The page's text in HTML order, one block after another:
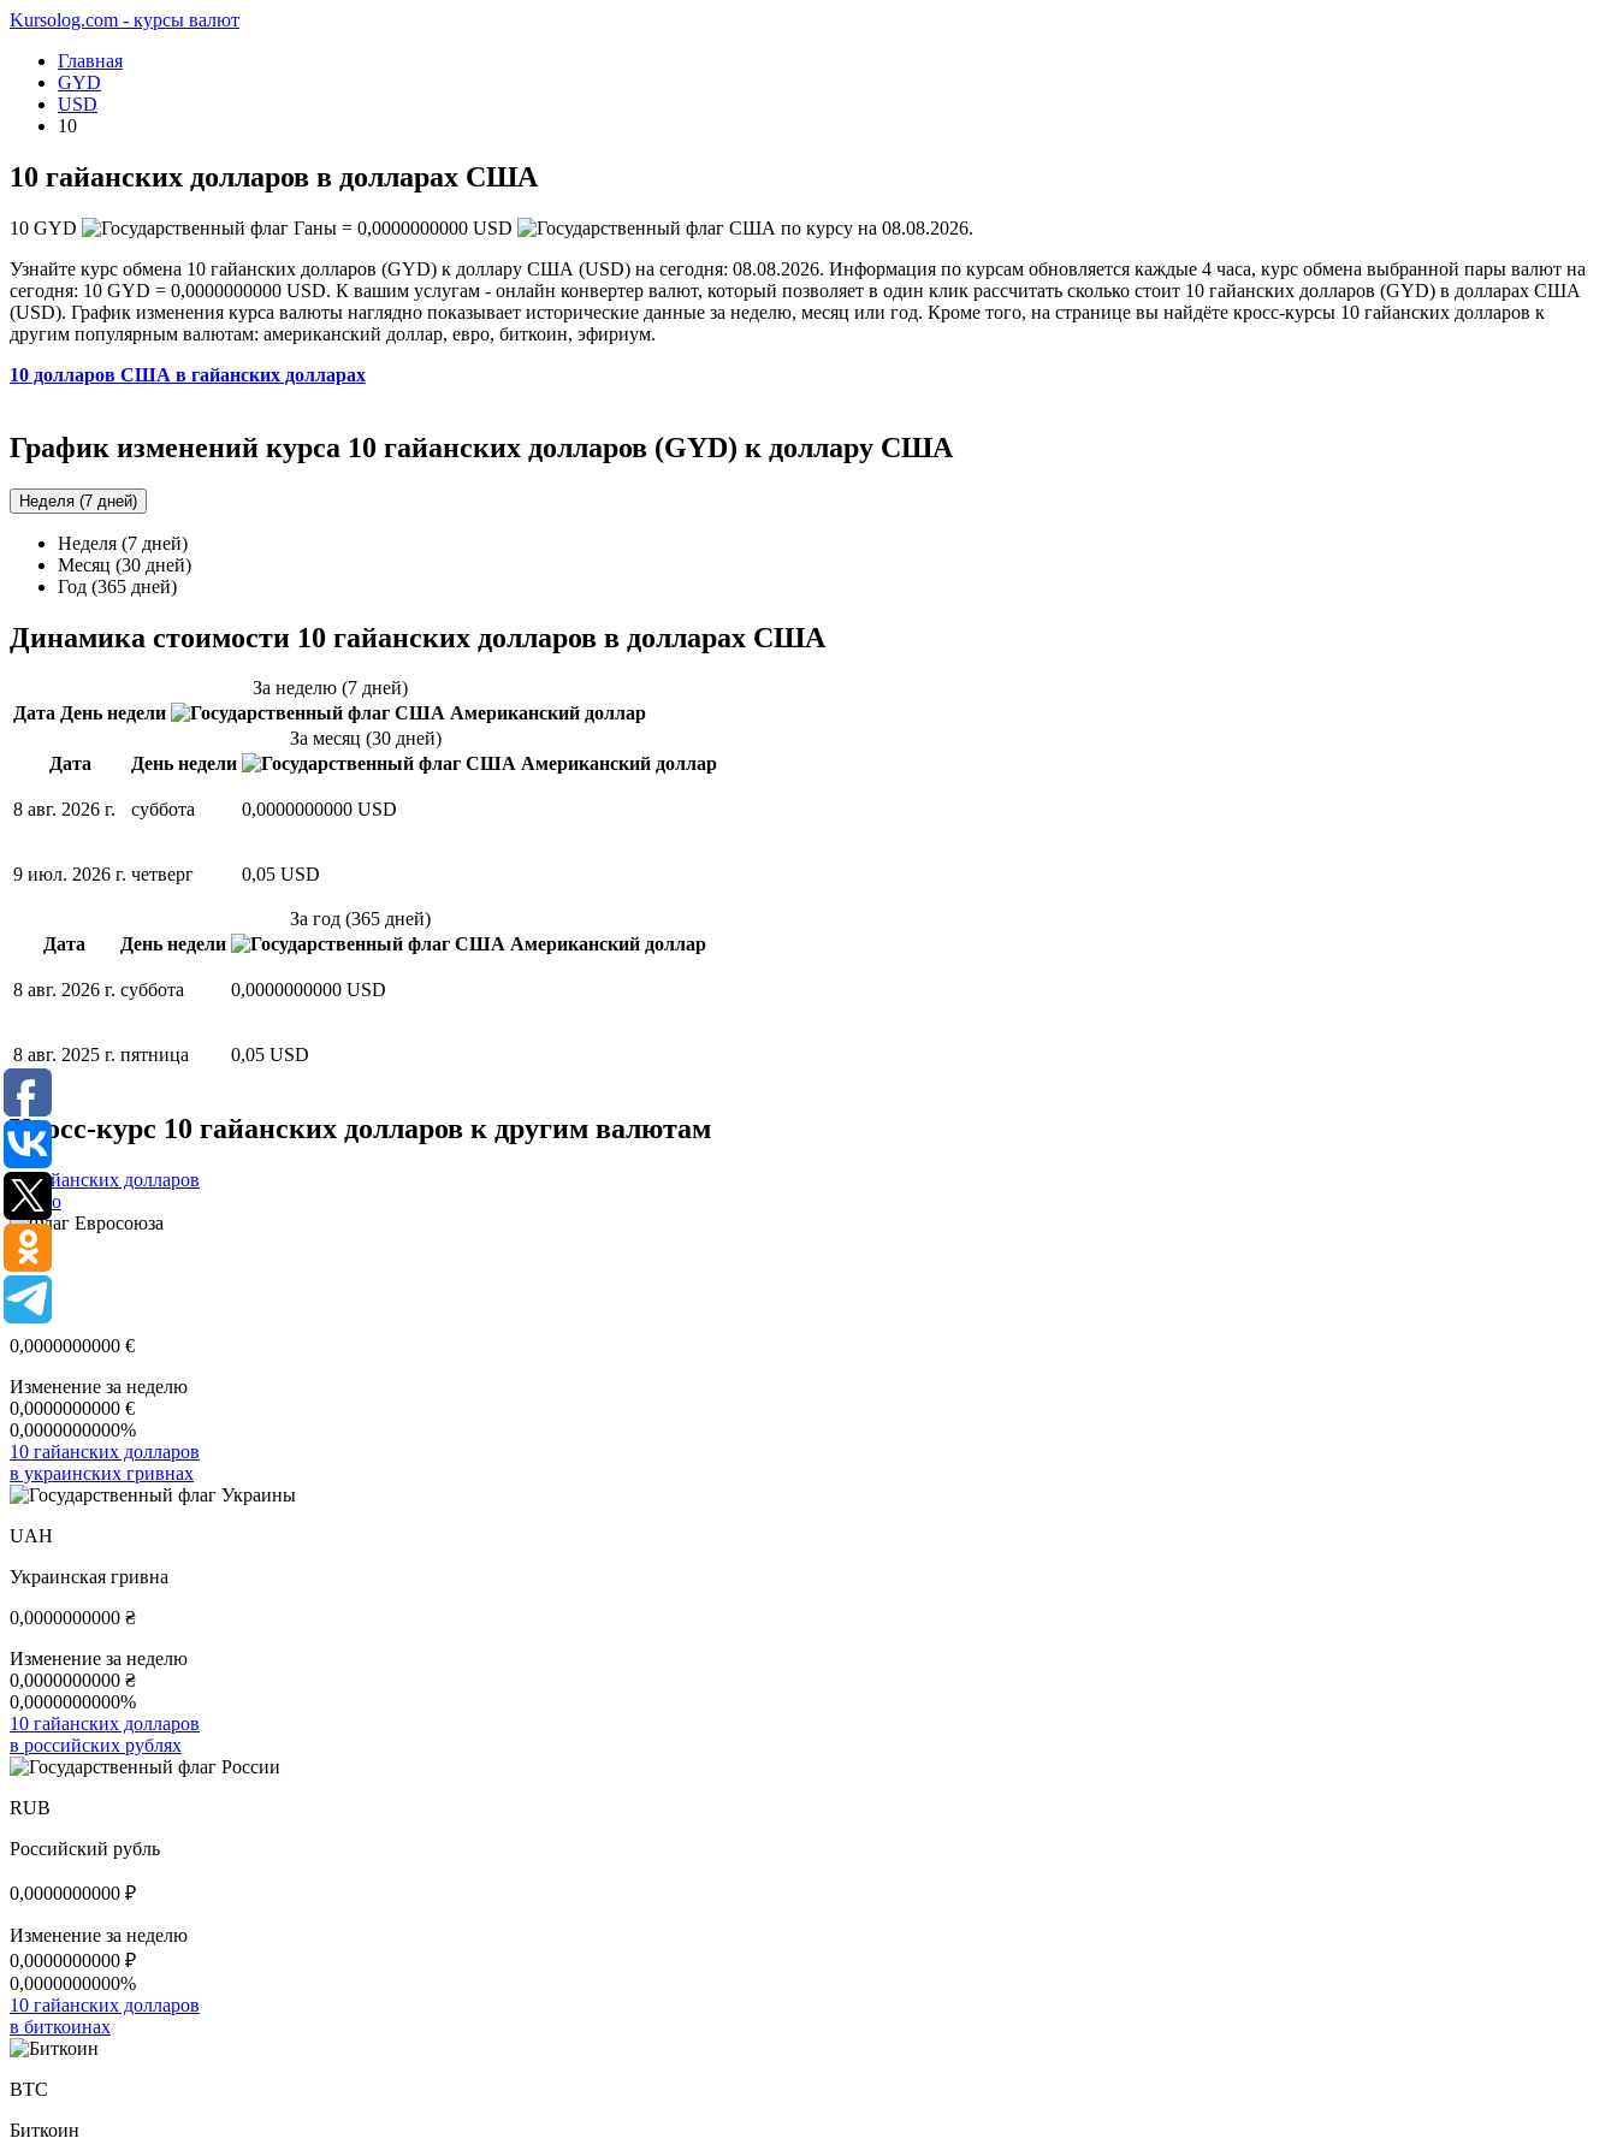
Kursolog.com - курсы валют
Главная
GYD
USD
10
10 гайанских долларов в долларах США
10 GYD = 0,0000000000 USD по курсу на 08.08.2026.
Узнайте курс обмена 10 гайанских долларов (GYD) к доллару США (USD) на сегодня: 08.08.2026. Информация по курсам обновляется каждые 4 часа, курс обмена выбранной пары валют на
сегодня: 10 GYD = 0,0000000000 USD. К вашим услугам - онлайн конвертер валют, который позволяет в один клик рассчитать сколько стоит 10 гайанских долларов (GYD) в долларах США
(USD). График изменения курса валюты наглядно показывает исторические данные за неделю, месяц или год. Кроме того, на странице вы найдёте кросс-курсы 10 гайанских долларов к
другим популярным валютам: американский доллар, евро, биткоин, эфириум.
10 долларов США в гайанских долларах
График изменений курса 10 гайанских долларов (GYD) к доллару США
Неделя (7 дней)
Неделя (7 дней)
Месяц (30 дней)
Год (365 дней)
Динамика стоимости 10 гайанских долларов в долларах США
За неделю (7 дней)
Дата День недели
Американский доллар
За месяц (30 дней)
Дата
День недели Американский доллар
8 авг. 2026 г. суббота 0,0000000000 USD
9 июл. 2026 г. четверг 0,05 USD
За год (365 дней)
Дата
День недели Американский доллар
8 авг. 2026 г. суббота 0,0000000000 USD
8 авг. 2025 г. пятница 0,05 USD
Кросс-курс 10 гайанских долларов к другим валютам
10 гайанских долларов
в евро
EUR
Евро
0,0000000000 €
Изменение за неделю
0,0000000000 €
0,0000000000%
10 гайанских долларов
в украинских гривнах
UAH
Украинская гривна
0,0000000000 ₴
Изменение за неделю
0,0000000000 ₴
0,0000000000%
10 гайанских долларов
в российских рублях
RUB
Российский рубль
0,0000000000 ₽
Изменение за неделю
0,0000000000 ₽
0,0000000000%
10 гайанских долларов
в биткоинах
BTC
Биткоин